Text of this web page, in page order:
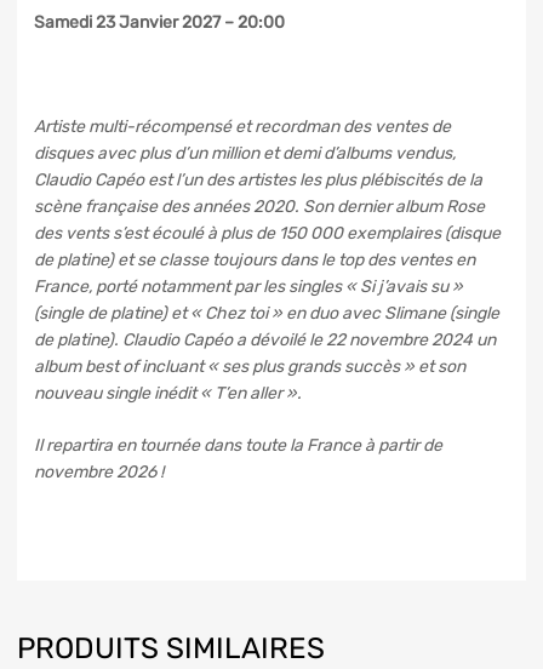
Samedi 23 Janvier 2027 – 20:00
Artiste multi-récompensé et recordman des ventes de
disques avec plus d’un million et demi d’albums vendus,
Claudio Capéo est l’un des artistes les plus plébiscités de la
scène française des années 2020. Son dernier album Rose
des vents s’est écoulé à plus de 150 000 exemplaires (disque
de platine) et se classe toujours dans le top des ventes en
France, porté notamment par les singles « Si j’avais su »
(single de platine) et « Chez toi » en duo avec Slimane (single
de platine). Claudio Capéo a dévoilé le 22 novembre 2024 un
album best of incluant « ses plus grands succès » et son
nouveau single inédit « T’en aller ».
Il repartira en tournée dans toute la France à partir de
novembre 2026 !
PRODUITS SIMILAIRES